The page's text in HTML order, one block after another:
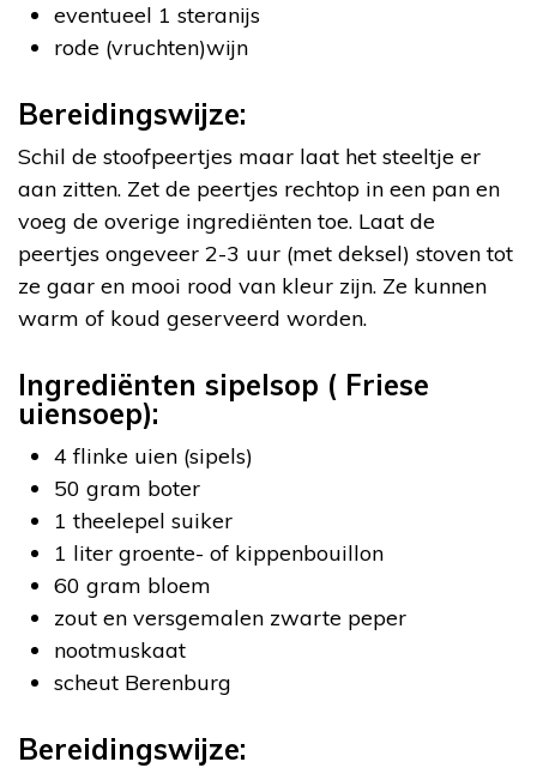
eventueel 1 steranijs
rode (vruchten)wijn
Bereidingswijze:
Schil de stoofpeertjes maar laat het steeltje er
aan zitten. Zet de peertjes rechtop in een pan en
voeg de overige ingrediënten toe. Laat de
peertjes ongeveer 2-3 uur (met deksel) stoven tot
ze gaar en mooi rood van kleur zijn. Ze kunnen
warm of koud geserveerd worden.
Ingrediënten sipelsop ( Friese
uiensoep):
4 flinke uien (sipels)
50 gram boter
1 theelepel suiker
1 liter groente- of kippenbouillon
60 gram bloem
zout en versgemalen zwarte peper
nootmuskaat
scheut Berenburg
Bereidingswijze: